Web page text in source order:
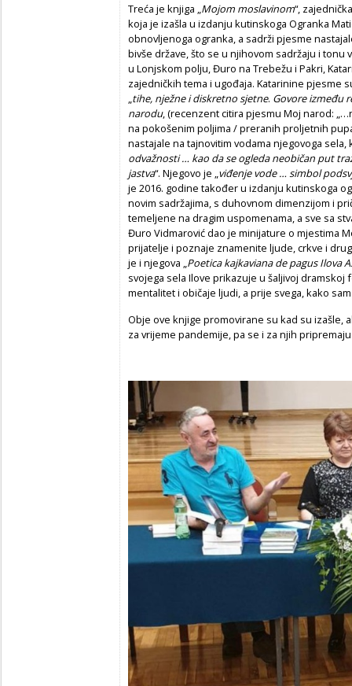
Treća je knjiga „ Mojom moslavinom“,
koja je izašla u izdanju kutinskoga Ogranka
obnovljenoga ogranka, a sadrži pjesme
bivše države, što se u njihovom sadržaju i
u Lonjskom polju, Đuro na Trebežu i Pakri,
zajedničkih tema i ugođaja. Katarinine pjesme
tihe, nježne i diskretno sjetne. Govore između
narodu, (recenzent citira pjesmu Moj narod:
na pokošenim poljima / preranih proljetnih
nastajale na tajnovitim vodama njegovoga sela,
odvažnosti … kao da se ogleda neobičan put
jastva“. Njegovo je „ viđenje vode … simbol
je 2016. godine također u izdanju kutinskoga
novim sadržajima, s duhovnom dimenzijom i
temeljene na dragim uspomenama, a sve sa
Đuro Vidmarović dao je minijature o mjestima
prijatelje i poznaje znamenite ljude, crkve i
je i njegova „ Poetica kajkaviana de pagus Ilova
svojega sela Ilove prikazuje u šaljivoj
mentalitet i običaje ljudi, a prije svega, kako
Obje ove knjige promovirane su kad su izašle,
za vrijeme pandemije, pa se i za njih